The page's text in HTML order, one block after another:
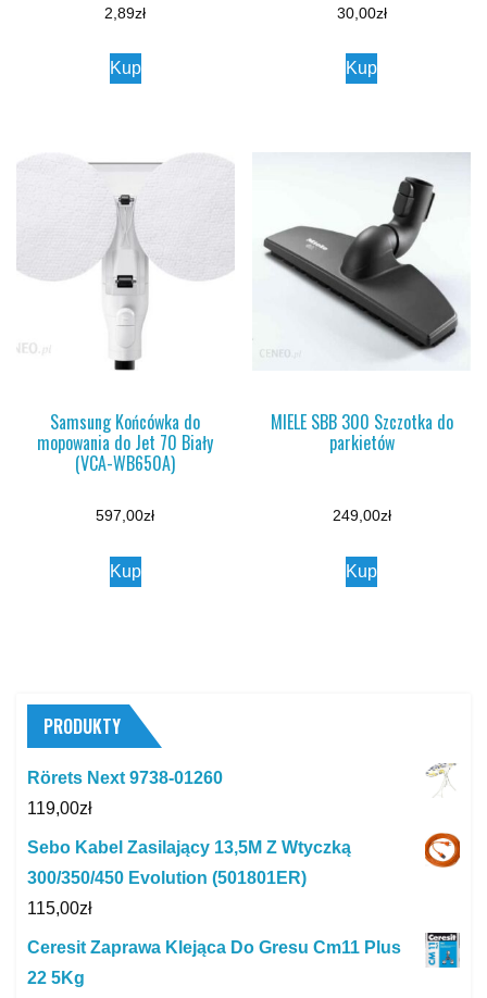
2,89zł
Kup
30,00zł
Kup
Samsung Końcówka do
mopowania do Jet 70 Biały
(VCA-WB650A)
597,00zł
Kup
MIELE SBB 300 Szczotka do
parkietów
249,00zł
Kup
PRODUKTY
Rörets Next 9738-01260
119,00zł
Sebo Kabel Zasilający 13,5M Z Wtyczką
300/350/450 Evolution (501801ER)
115,00zł
Ceresit Zaprawa Klejąca Do Gresu Cm11 Plus
22 5Kg